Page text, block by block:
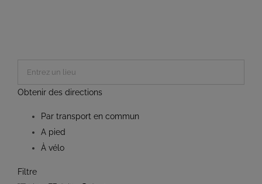
Obtenir des directions
Par transport en commun
A pied
À vélo
Filtre